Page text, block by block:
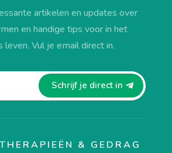
artikelen en updates over
en handige tips voor in het
leven. Vul je email direct in.
Schrijf je direct in
& GEDRAG